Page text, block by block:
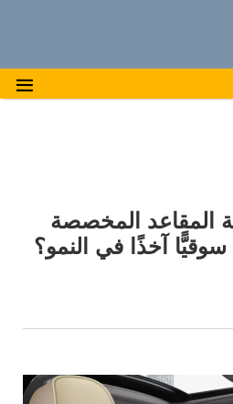
المقاعد المخصصة
سوقيًّا آخذًا في النمو؟